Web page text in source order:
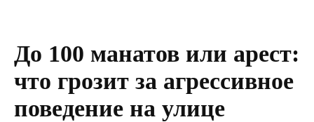
До 100 манатов или арест:
что грозит за агрессивное
поведение на улице